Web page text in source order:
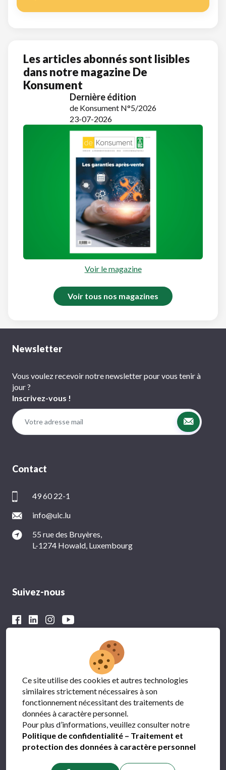
Les articles abonnés sont lisibles
dans notre magazine De
Konsument
Dernière édition
de Konsument N°5/2026
23-07-2026
Voir le magazine
Voir tous nos magazines
Newsletter
Vous voulez recevoir notre newsletter pour vous tenir à
jour ?
Inscrivez-vous !
Contact
49 60 22-1
info@ulc.lu
55 rue des Bruyères,
L-1274 Howald, Luxembourg
Suivez-nous
Avec le soutien financier du
Ce site utilise des cookies et autres technologies
similaires strictement nécessaires à son
fonctionnement nécessitant des traitements de
données à caractère personnel.
Pour plus d’informations, veuillez consulter notre
Politique de confidentialité – Traitement et
protection des données à caractère personnel